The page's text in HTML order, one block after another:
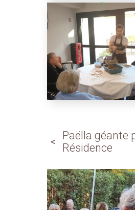
Paëlla géante
Résidence